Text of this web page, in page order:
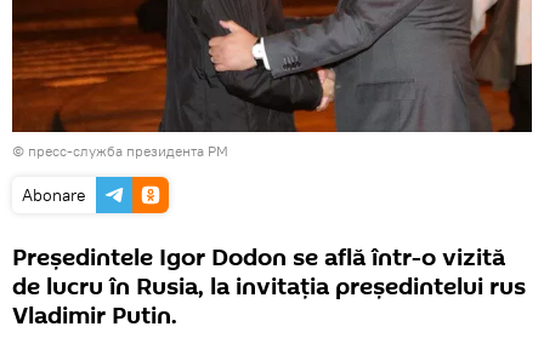
© пресс-служба президента РМ
Abonare
Președintele Igor Dodon se află într-o vizită
de lucru în Rusia, la invitația președintelui rus
Vladimir Putin.